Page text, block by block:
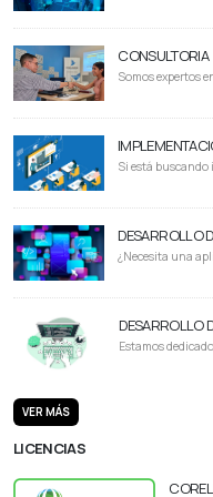
CONSULTORIA
Somos expertos
Si está buscando
DESARROLLO
¿Necesita una
DESARROLLO
Estamos
VER MÁS
LICENCIAS